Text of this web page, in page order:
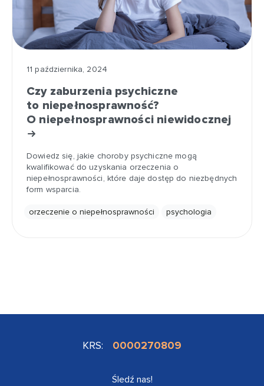
11 października, 2024
Czy zaburzenia psychiczne
to niepełnosprawność?
O niepełnosprawności niewidocznej
Dowiedz się, jakie choroby psychiczne mogą
kwalifikować do uzyskania orzeczenia o
niepełnosprawności, które daje dostęp do niezbędnych
form wsparcia.
orzeczenie o niepełnosprawności psychologia
KRS: 0000270809
Śledź nas!